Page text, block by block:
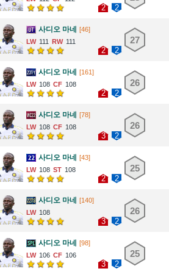
2 2
사디오 마네
[46]
111
111
2 2
27
사디오 마네
[161]
108
108
2 2
26
사디오 마네
[78]
108
108
3 2
26
사디오 마네
[43]
108
108
2 2
25
사디오 마네
[140]
108
3 2
26
사디오 마네
[98]
106
106
3 2
25